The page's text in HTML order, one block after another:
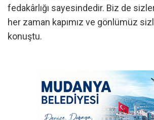
fedakârlığı sayesindedir. Biz de
her zaman kapımız ve gönlümüz
konuştu.